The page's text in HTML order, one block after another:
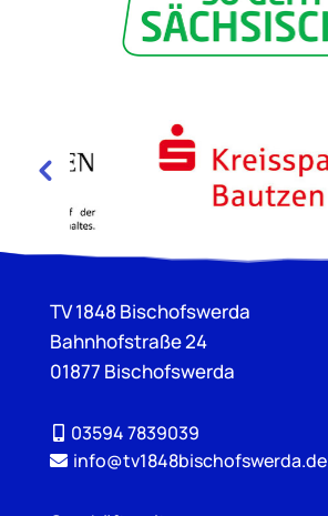
TV 1848 Bischofswerda
Bahnhofstraße 24
01877 Bischofswerda
03594 7839039
info@tv1848bischofswerda.de